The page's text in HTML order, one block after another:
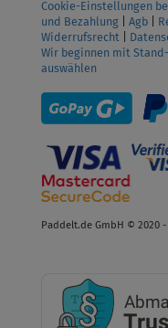
Cookie-Einstellungen
und Bezahlung
Agb
Widerrufsrecht
Wir beginnen mit
auswählen
Paddelt.de GmbH © 2020 -